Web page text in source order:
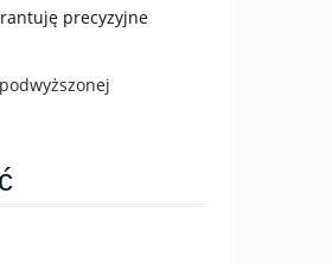
precyzyjne